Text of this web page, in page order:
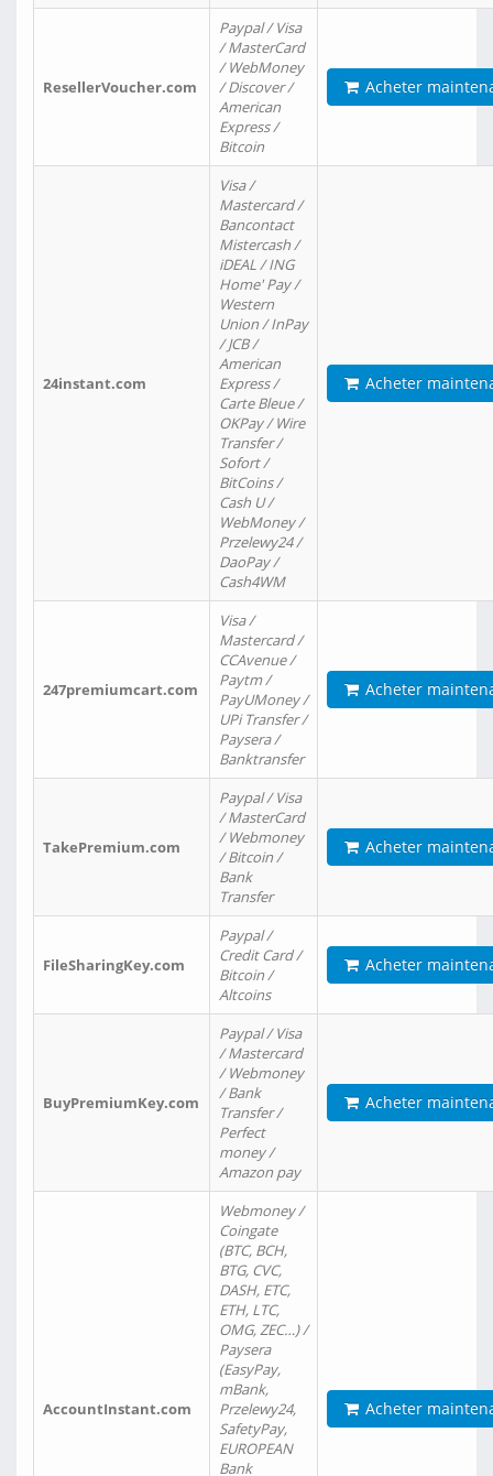
ResellerVoucher.com
Paypal / Visa
/ MasterCard
/ WebMoney
/ Discover /
American
Express /
Bitcoin
Acheter
24instant.com
Visa /
Mastercard /
Bancontact
Mistercash /
iDEAL / ING
Home' Pay /
Western
Union / InPay
/ JCB /
American
Express /
Carte Bleue /
OKPay / Wire
Transfer /
Sofort /
BitCoins /
Cash U /
WebMoney /
Przelewy24 /
DaoPay /
Cash4WM
Acheter
247premiumcart.com
Visa /
Mastercard /
CCAvenue /
Paytm /
PayUMoney /
UPi Transfer /
Paysera /
Banktransfer
Acheter
TakePremium.com
Paypal / Visa
/ MasterCard
/ Webmoney
/ Bitcoin /
Bank
Transfer
Acheter
FileSharingKey.com
Paypal /
Credit Card /
Bitcoin /
Altcoins
Acheter
BuyPremiumKey.com
Paypal / Visa
/ Mastercard
/ Webmoney
/ Bank
Transfer /
Perfect
money /
Amazon pay
Acheter
AccountInstant.com
Webmoney /
Coingate
(BTC, BCH,
BTG, CVC,
DASH, ETC,
ETH, LTC,
OMG, ZEC…) /
Paysera
(EasyPay,
mBank,
Przelewy24,
SafetyPay,
EUROPEAN
Bank
Acheter